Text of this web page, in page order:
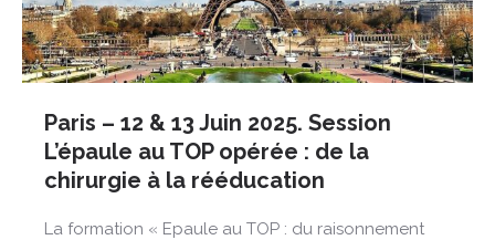
Paris – 12 & 13 Juin 2025. Session
L’épaule au TOP opérée : de la
chirurgie à la rééducation
La formation « Epaule au TOP : du raisonnement